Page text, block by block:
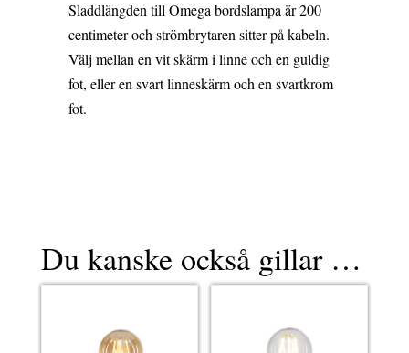
Sladdlängden till Omega bordslampa är 200
centimeter och strömbrytaren sitter på kabeln.
Välj mellan en vit skärm i linne och en guldig
fot, eller en svart linneskärm och en svartkrom
fot.
Du kanske också gillar …